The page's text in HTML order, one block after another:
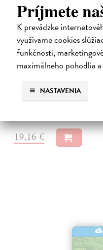
Príjmete
K prevádzke
využívame cookies
funkčnosti,
maximálneho pohodlia
NASTAVENIA
Hry, sítě, porno -
|
Digitální džungle už nikdy
nemusejí ztratit.Rodičovství
19,16 €